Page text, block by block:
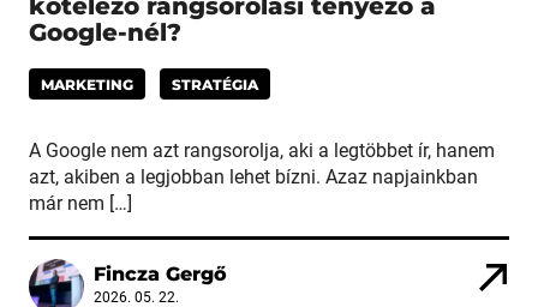
Google-nél?
MARKETING STRATÉGIA
A Google nem azt rangsorolja, aki a legtöbbet ír, hanem
azt, akiben a legjobban lehet bízni. Azaz napjainkban
már nem […]
Fincza Gergő
2026. 05. 22.